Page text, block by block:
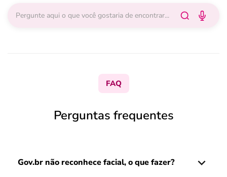
FAQ
Perguntas frequentes
Gov.br não reconhece facial, o que fazer?